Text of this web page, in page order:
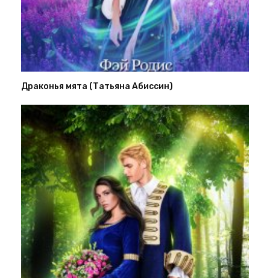
Драконья мята (Татьяна Абиссин)